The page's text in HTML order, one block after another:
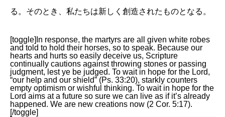
る。そのとき、私たちは新しく創造されたものとなる。
[toggle]In response, the martyrs are all given white robes
and told to hold their horses, so to speak. Because our
hearts and hurts so easily deceive us, Scripture
continually cautions against throwing stones or passing
judgment, lest ye be judged. To wait in hope for the Lord,
“our help and our shield” (Ps. 33:20), starkly counters
empty optimism or wishful thinking. To wait in hope for the
Lord aims at a future so sure we can live as if it’s already
happened. We are new creations now (2 Cor. 5:17).
[/toggle]